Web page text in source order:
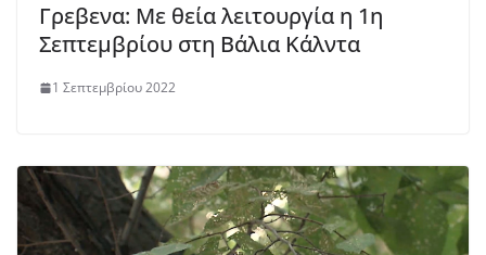
Γρεβενα: Με θεία λειτουργία η 1η
Σεπτεμβρίου στη Βάλια Κάλντα
1 Σεπτεμβρίου 2022